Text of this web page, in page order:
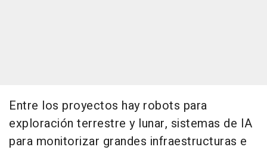
Entre los proyectos hay robots para
exploración terrestre y lunar, sistemas de IA
para monitorizar grandes infraestructuras e